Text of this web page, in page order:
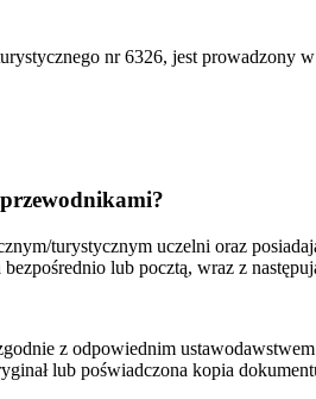
nr 6326, jest prowadzony
turystycznym uczelni oraz
lub pocztą, wraz z
z odpowiednim
lub poświadczona kopia